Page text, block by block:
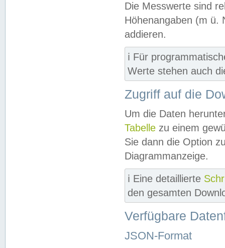
Die Messwerte sind
Höhenangaben (m ü.
addieren.
ℹ️ Für
Werte stehen auch
Zugriff auf die
Um die Daten
Tabelle zu einem
Sie dann die Option
Diagrammanzeige.
ℹ️ Eine detaillierte
den gesamten
Verfügbare
JSON-Format